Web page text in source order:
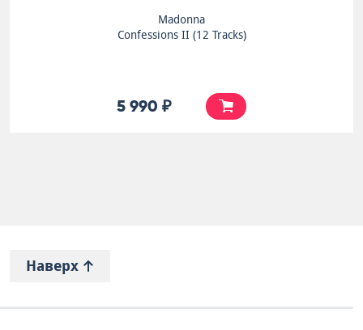
Madonna
Confessions II (12 Tracks)
5 990 ₽
Наверх